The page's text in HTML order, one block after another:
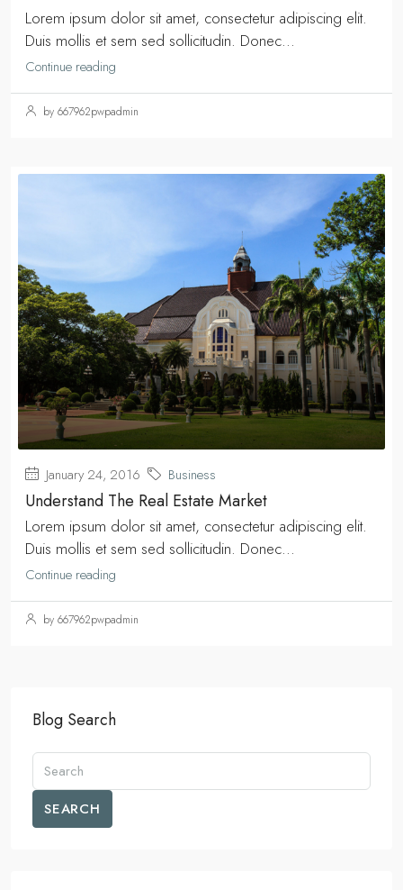
Lorem ipsum dolor sit amet, consectetur adipiscing elit.
Duis mollis et sem sed sollicitudin. Donec...
Continue reading
by 667962pwpadmin
January 24, 2016 Business
Understand The Real Estate Market
Lorem ipsum dolor sit amet, consectetur adipiscing elit.
Duis mollis et sem sed sollicitudin. Donec...
Continue reading
by 667962pwpadmin
Blog Search
SEARCH